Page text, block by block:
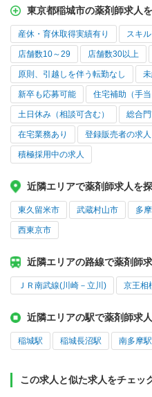
東京都稲城市の薬剤師求人
産休・育休取得実績有り スキ
店舗数10～29 店舗数30以上
原則、引越しを伴う転勤なし
新卒も応募可能 住宅補助（手当
土日休み（相談可含む） 総合
在宅業務あり 登録販売者の求人
積極採用中の求人
近隣エリアで薬剤師求人を
東久留米市 武蔵村山市 多
西東京市
近隣エリアの路線で薬剤師
ＪＲ南武線(川崎－立川) 京王相
近隣エリアの駅で薬剤師求
稲城駅 稲城長沼駅 南多摩駅
この求人と似た求人をチェッ